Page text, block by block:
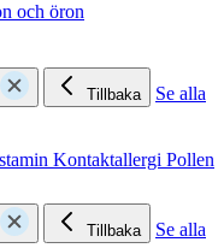
och öron
Tillbaka
Se alla
Kontaktallergi Pollen
Tillbaka
Se alla